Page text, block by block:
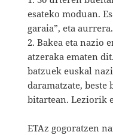
esateko moduan.
garaia”, eta aurrera.
2. Bakea eta nazio
atzeraka ematen
batzuek euskal
daramatzate, beste
bitartean. Leziorik
ETAz gogoratzen